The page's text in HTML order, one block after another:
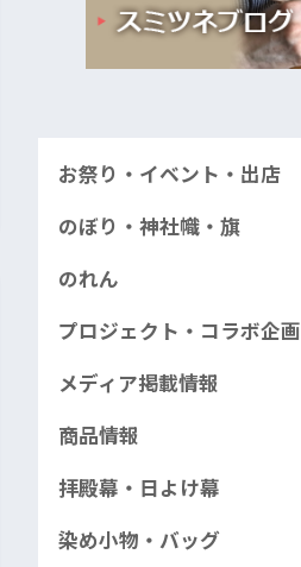
お祭り・イベント・出店
のぼり・神社幟・旗
のれん
プロジェクト・コラボ企画
メディア掲載情報
商品情報
拝殿幕・日よけ幕
染め小物・バッグ